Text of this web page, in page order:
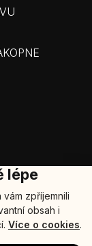
lépe
zpříjemnili
obsah i
Více o cookies.
vyhrazena.